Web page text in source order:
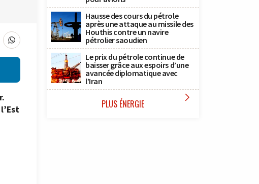
Hausse des cours du pétrole
après une attaque au missile des
Houthis contre un navire
pétrolier saoudien
Le prix du pétrole continue de
baisser grâce aux espoirs d’une
avancée diplomatique avec
l’Iran
PLUS ÉNERGIE 